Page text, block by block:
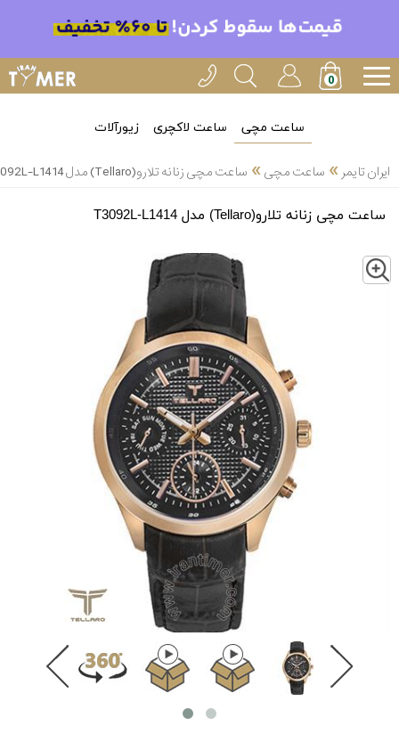
ساعت مچی ساعت لاکچری زیورآلات
ایران تایمر » ساعت مچی» ساعت مچی زنانه تلارو(Tellaro) مدل T3092L-L1414
ساعت مچی زنانه تلارو(Tellaro) مدل T3092L-L1414